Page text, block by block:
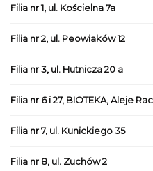
Filia nr 1, ul. Kościelna 7a
Filia nr 2, ul. Peowiaków 12
Filia nr 3, ul. Hutnicza 20 a
Filia nr 6 i 27, BIOTEKA, Aleje
Filia nr 7, ul. Kunickiego 35
Filia nr 8, ul. Zuchów 2